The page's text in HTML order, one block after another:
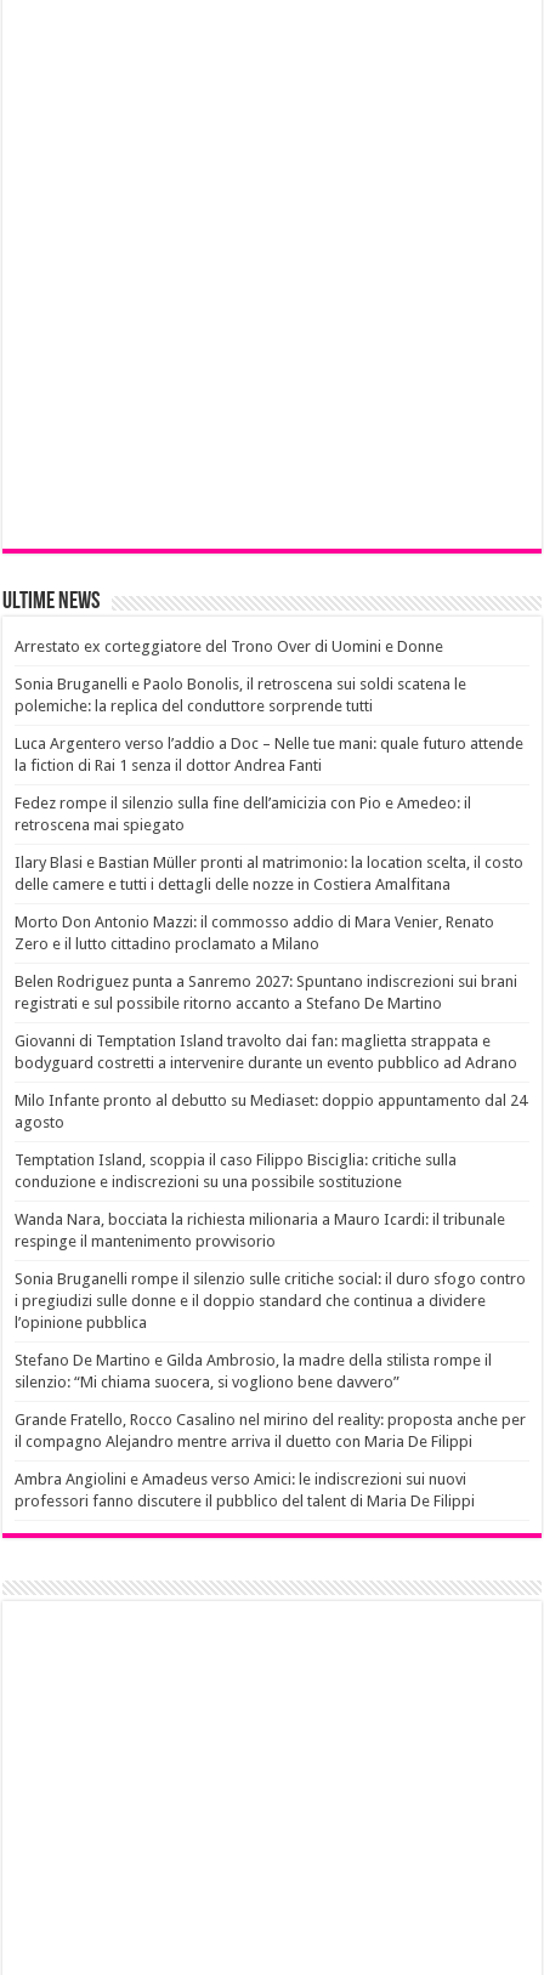
Ultime News
Arrestato ex corteggiatore del Trono Over di Uomini e Donne
Sonia Bruganelli e Paolo Bonolis, il retroscena sui soldi scatena le
polemiche: la replica del conduttore sorprende tutti
Luca Argentero verso l’addio a Doc – Nelle tue mani: quale futuro attende
la fiction di Rai 1 senza il dottor Andrea Fanti
Fedez rompe il silenzio sulla fine dell’amicizia con Pio e Amedeo: il
retroscena mai spiegato
Ilary Blasi e Bastian Müller pronti al matrimonio: la location scelta, il costo
delle camere e tutti i dettagli delle nozze in Costiera Amalfitana
Morto Don Antonio Mazzi: il commosso addio di Mara Venier, Renato
Zero e il lutto cittadino proclamato a Milano
Belen Rodriguez punta a Sanremo 2027: Spuntano indiscrezioni sui brani
registrati e sul possibile ritorno accanto a Stefano De Martino
Giovanni di Temptation Island travolto dai fan: maglietta strappata e
bodyguard costretti a intervenire durante un evento pubblico ad Adrano
Milo Infante pronto al debutto su Mediaset: doppio appuntamento dal 24
agosto
Temptation Island, scoppia il caso Filippo Bisciglia: critiche sulla
conduzione e indiscrezioni su una possibile sostituzione
Wanda Nara, bocciata la richiesta milionaria a Mauro Icardi: il tribunale
respinge il mantenimento provvisorio
Sonia Bruganelli rompe il silenzio sulle critiche social: il duro sfogo contro
i pregiudizi sulle donne e il doppio standard che continua a dividere
l’opinione pubblica
Stefano De Martino e Gilda Ambrosio, la madre della stilista rompe il
silenzio: “Mi chiama suocera, si vogliono bene davvero”
Grande Fratello, Rocco Casalino nel mirino del reality: proposta anche per
il compagno Alejandro mentre arriva il duetto con Maria De Filippi
Ambra Angiolini e Amadeus verso Amici: le indiscrezioni sui nuovi
professori fanno discutere il pubblico del talent di Maria De Filippi